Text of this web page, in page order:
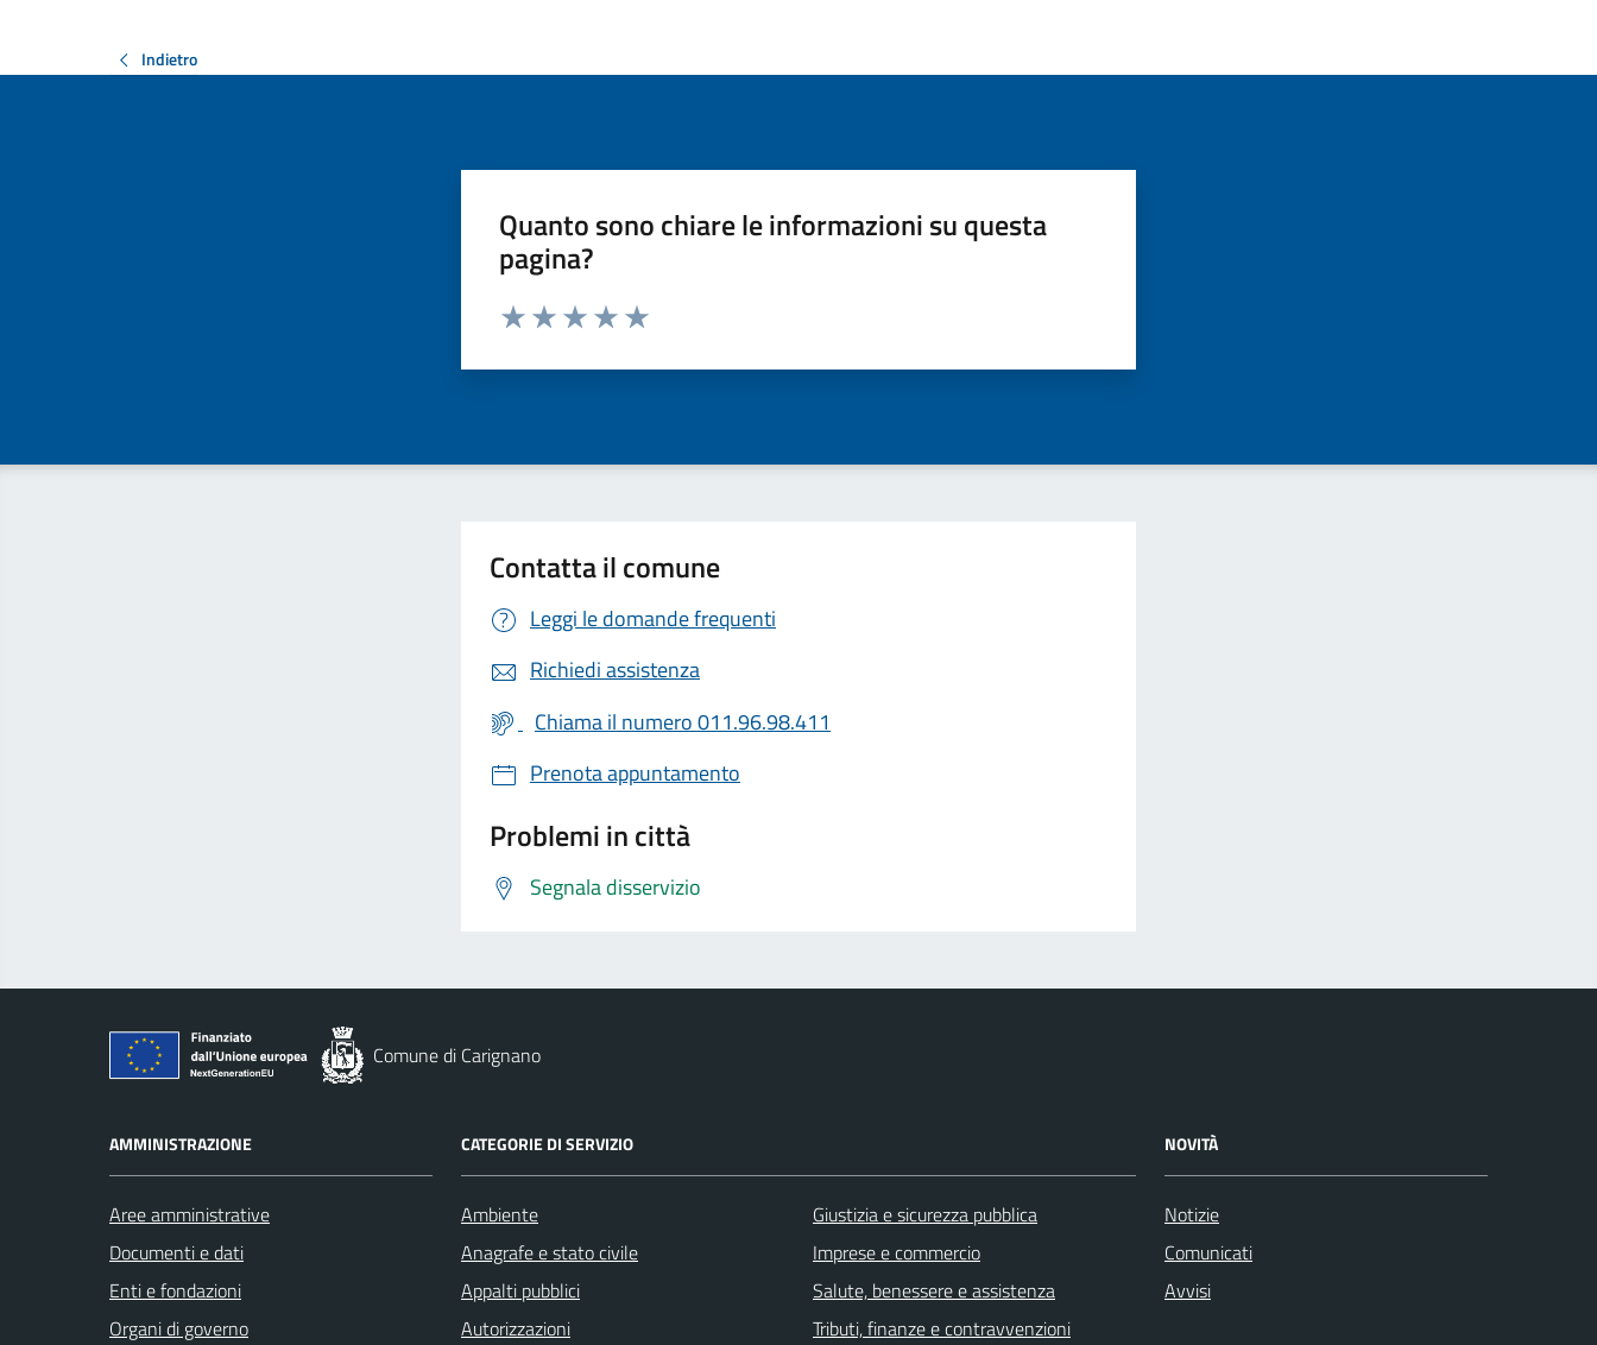
Indietro
Quanto sono chiare le informazioni su questa
pagina?
Valuta da 1 a 5 stelle la pagina
Contatta il comune
Leggi le domande frequenti
Richiedi assistenza
Chiama il numero 011.96.98.411
Prenota appuntamento
Problemi in città
Segnala disservizio
Comune di Carignano
AMMINISTRAZIONE
Aree amministrative
Documenti e dati
Enti e fondazioni
Organi di governo
CATEGORIE DI SERVIZIO
Ambiente
Anagrafe e stato civile
Appalti pubblici
Autorizzazioni
Giustizia e sicurezza pubblica
Imprese e commercio
Salute, benessere e assistenza
Tributi, finanze e contravvenzioni
NOVITÀ
Notizie
Comunicati
Avvisi